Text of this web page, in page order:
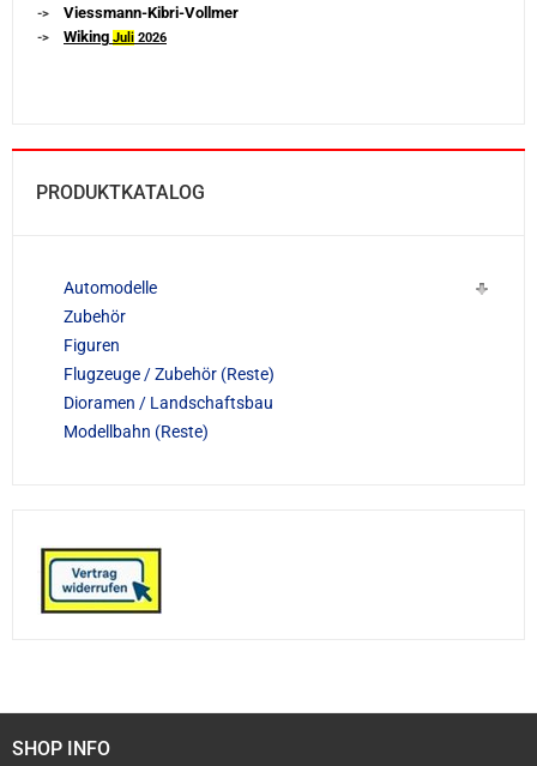
-> Viessmann-Kibri-Vollmer
-> Wiking Juli 2026
PRODUKTKATALOG
Automodelle
Zubehör
Figuren
Flugzeuge / Zubehör (Reste)
Dioramen / Landschaftsbau
Modellbahn (Reste)
SHOP INFO